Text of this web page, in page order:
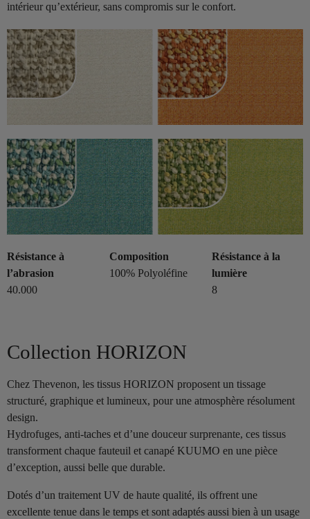
intérieur qu’extérieur, sans compromis sur le confort.
Résistance à
l’abrasion
40.000
Composition
100% Polyoléfine
Résistance à la
lumière
8
Collection HORIZON
Chez Thevenon, les tissus HORIZON proposent un tissage
structuré, graphique et lumineux, pour une atmosphère résolument
design.
Hydrofuges, anti-taches et d’une douceur surprenante, ces tissus
transforment chaque fauteuil et canapé KUUMO en une pièce
d’exception, aussi belle que durable.
Dotés d’un traitement UV de haute qualité, ils offrent une
excellente tenue dans le temps et sont adaptés aussi bien à un usage